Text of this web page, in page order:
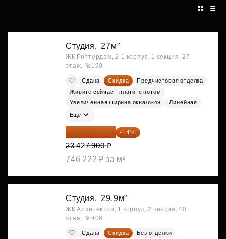
Студия, 27м²
ЖК Роттердам, 2.1 корпус, 1 секция, 27
этаж, №190
Сдана Скидка
Предчистовая отделка
Живите сейчас - платите потом
Увеличенная ширина окна/окон
Линейная
Ещё
20 147 994 ₽ -14%
23 427 900 ₽
746 222 ₽ за м²
Студия, 29.9м²
ЖК Архитектор, 1 корпус, 2 секция, 40
этаж, №406
Сдана Скидка
Без отделки